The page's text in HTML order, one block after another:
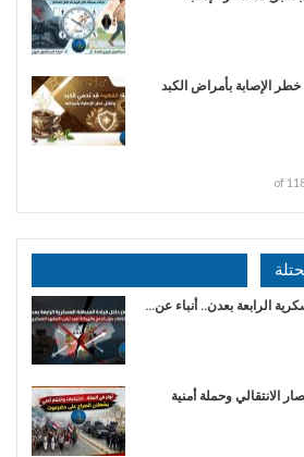
الإصابة بأمراض الكبد
الرابعة بعدن.. أنباء عن…
الانتقالي وحملة أمنية